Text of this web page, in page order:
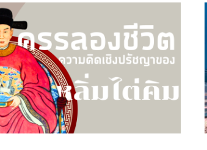
ชีวิตและความคิดเชิงปรัชญาของ
“หลิ่มไต่คิม”